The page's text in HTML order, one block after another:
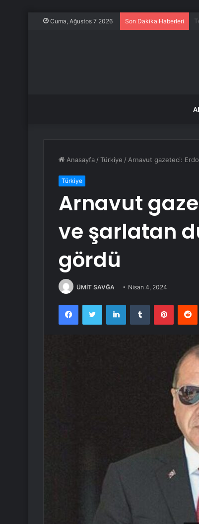
Cuma, Ağustos 7 2026 Son Dakika Haberleri
Anasayfa /Türkiye / Arnavut gazeteci:
Türkiye
Arnavut
ve şarlatan
gördü
ÜMİT SAVĞA Nisan 4, 2024
FacebookTwitter LinkedInTumblr Pinterest